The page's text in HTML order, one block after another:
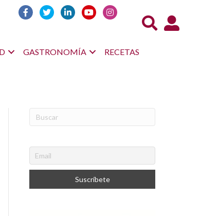
Acceso
GASTRONOMÍA
RECETAS